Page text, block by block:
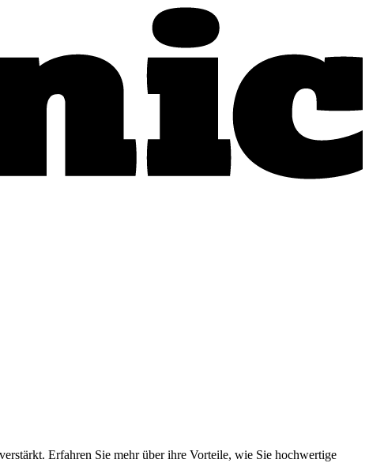
Erfahren Sie mehr über ihre Vorteile, wie Sie hochwertige